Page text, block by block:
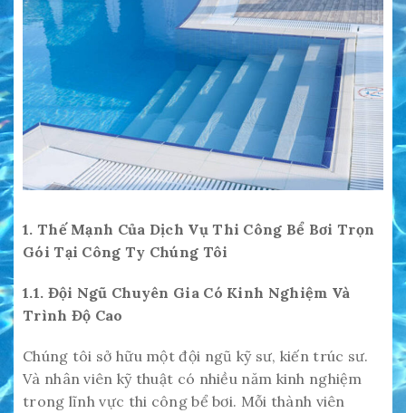
1. Thế Mạnh Của Dịch Vụ Thi Công Bể Bơi Trọn
Gói Tại Công Ty Chúng Tôi
1.1. Đội Ngũ Chuyên Gia Có Kinh Nghiệm Và
Trình Độ Cao
Chúng tôi sở hữu một đội ngũ kỹ sư, kiến trúc sư.
Và nhân viên kỹ thuật có nhiều năm kinh nghiệm
trong lĩnh vực thi công bể bơi. Mỗi thành viên